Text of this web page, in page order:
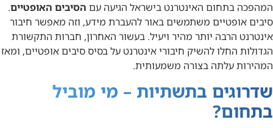
המהפכה בתחום האינטרנט בישראל הגיעה עם הסיבים האופטיים.
סיבים אופטיים משתמשים באור להעברת מידע, וזה מאפשר חיבור
אינטרנט הרבה יותר מהיר ויעיל. בעשור האחרון, חברות התקשורת
הגדולות החלו להשיק חיבורי אינטרנט על בסיס סיבים אופטיים, ומאז
המהירות עלתה בצורה משמעותית.
שדרוגים בתשתיות – מי מוביל
בתחום?